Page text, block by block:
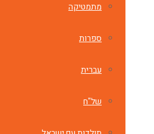
מתמטיקה
ספרות
עברית
של"ח